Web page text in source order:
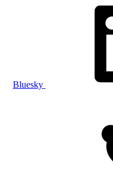
Bluesky